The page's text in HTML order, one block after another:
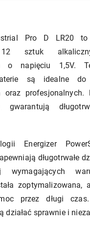
Pro D LR20 to
12 sztuk
o napięciu 1,5V.
są idealne do
oraz profesjonalnych.
gwarantują
Energizer
długotrwałe
wymagających
zoptymalizowana,
przez długi
działać sprawnie i